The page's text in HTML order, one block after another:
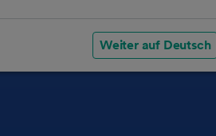
Weiter auf Deutsch